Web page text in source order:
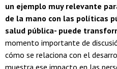
un ejemplo muy relevante
de la mano con las políticas
salud pública- puede
momento importante de
cómo se relaciona con el